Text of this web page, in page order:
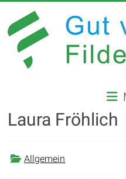
Inhalt
springen
VERSORGT
IN
FILDERSTADT
Laura Fröhlich
Allgemein